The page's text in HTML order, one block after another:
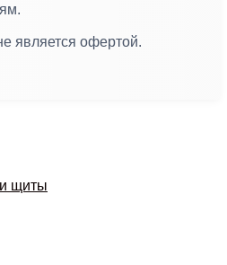
является офертой.
и щиты